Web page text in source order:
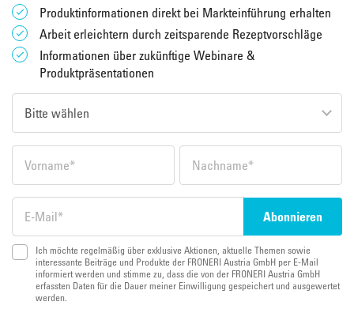
Produktinformationen direkt bei Markteinführung erhalten
Arbeit erleichtern durch zeitsparende Rezeptvorschläge
Informationen über zukünftige Webinare &
Produktpräsentationen
Ich möchte regelmäßig über exklusive Aktionen, aktuelle Themen sowie
interessante Beiträge und Produkte der FRONERI Austria GmbH per E-Mail
informiert werden und stimme zu, dass die von der FRONERI Austria GmbH
erfassten Daten für die Dauer meiner Einwilligung gespeichert und ausgewertet
werden.